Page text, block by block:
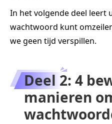
In het volgende deel leert
wachtwoord kunt
we geen tijd verspillen.
Deel 2: 4
manieren